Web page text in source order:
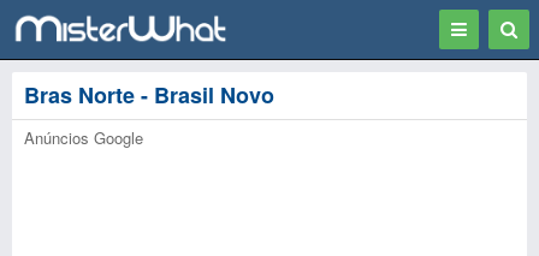
Toggle
Bras Norte - Brasil Novo
Anúncios Google